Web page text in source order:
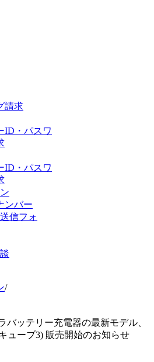
請求
ID・パスワ
ID・パスワ
ンバー
信フォ
/
バッテリー充電器の最新モデル、
キューブ3) 販売開始のお知らせ